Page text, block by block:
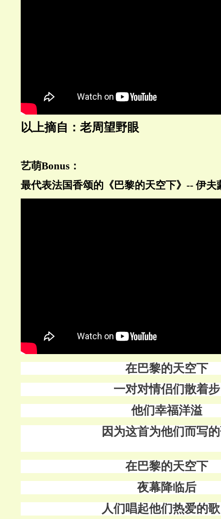
以上摘自：老周望野眼
艺萌Bonus：
最代表法国香颂的 《巴黎的天空下》-- 伊夫
在巴黎的天空下
一对对情侣们散着步
他们幸福洋溢
因为这首为他们而写
在巴黎的天空下
夜幕降临后
人们唱起他们热爱的